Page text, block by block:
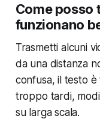
Come posso
funzionano
Trasmetti alcuni
da una distanza
confusa, il testo
troppo tardi,
su larga scala.